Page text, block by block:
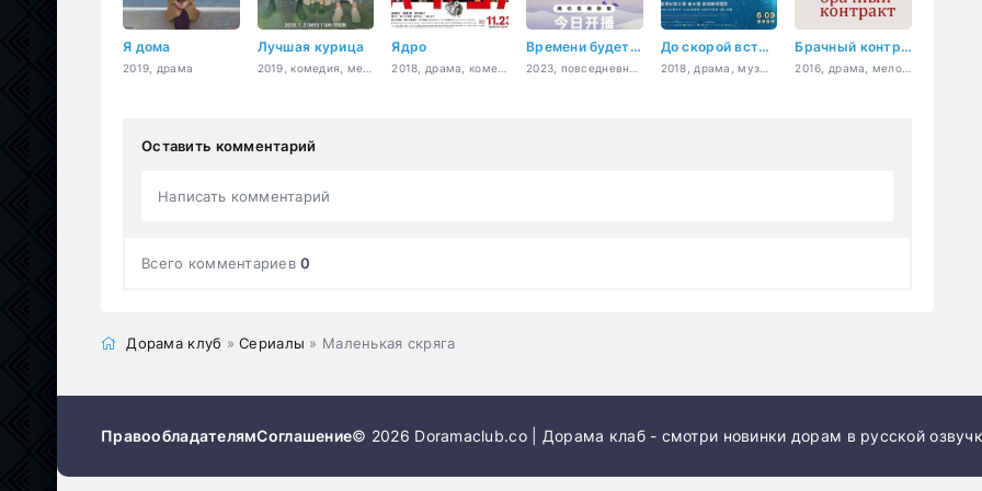
Я дома
2019, драма
Лучшая курица Ядро Времени будет достаточно До скорой встречи Брачный контракт
Оставить комментарий
Написать комментарий
Всего комментариев0
Дорама клуб »Сериалы » Маленькая скряга
ПравообладателямСоглашение© 2026 Doramaclub.co | Дорама клаб - смотри новинки дорам в русской